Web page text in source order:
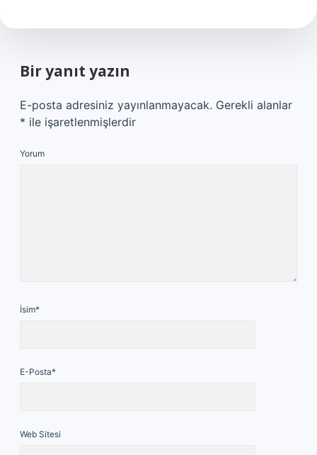
Bir yanıt yazın
E-posta adresiniz yayınlanmayacak. Gerekli alanlar
* ile işaretlenmişlerdir
Yorum
İsim*
E-Posta*
Web Sitesi